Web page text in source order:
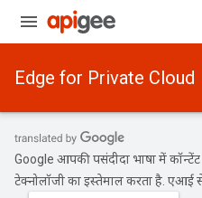
Edge for Private Cloud
Google आपकी पसंदीदा भाषा में
टेक्नोलॉजी का इस्तेमाल करता है. एआई